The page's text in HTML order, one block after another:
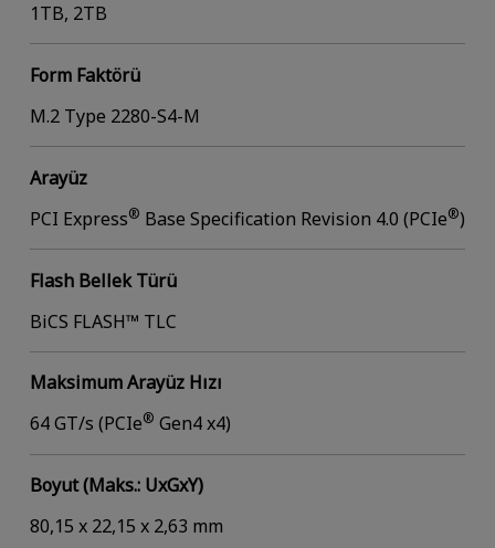
1TB, 2TB
Form Faktörü
M.2 Type 2280-S4-M
Arayüz
PCI Express® Base Specification Revision 4.0 (PCIe®)
Flash Bellek Türü
BiCS FLASH™ TLC
Maksimum Arayüz Hızı
64 GT/s (PCIe® Gen4 x4)
Boyut (Maks.: UxGxY)
80,15 x 22,15 x 2,63 mm